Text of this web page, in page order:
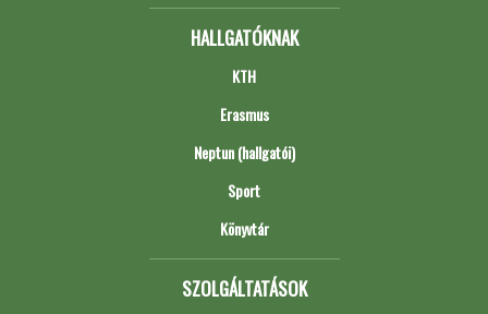
HALLGATÓKNAK
KTH
Erasmus
Neptun (hallgatói)
Sport
Könyvtár
SZOLGÁLTATÁSOK